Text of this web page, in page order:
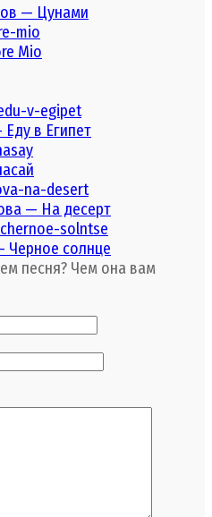
— Цунами
Mio
Еду в Египет
— На десерт
Черное солнце
песня? Чем она вам